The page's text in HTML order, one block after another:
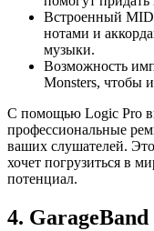
Встроенный
нотами и
музыки.
Возможность
Monsters, чтобы
С помощью Logic Pro
профессиональные
ваших слушателей.
хочет погрузиться в
потенциал.
4. GarageBand